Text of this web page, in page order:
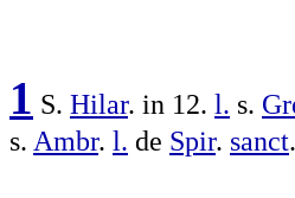
1 S. Hilar. in 12. l. s.
s. Ambr. l. de Spir. sanct